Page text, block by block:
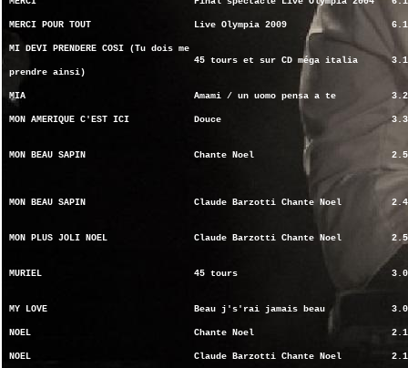
MERCI POUR TOUT Live Olympia 2009
MI DEVI PRENDERE COSI (Tu dois me
prendre ainsi)
45 tours et sur CD méga italia
MIA Amami / un uomo pensa a te
MON AMERIQUE C'EST ICI Douce
MON BEAU SAPIN Chante Noel
MON BEAU SAPIN Claude Barzotti Chante Noel
MON PLUS JOLI NOEL Claude Barzotti Chante Noel
MURIEL 45 tours
MY LOVE Beau j's'rai jamais beau
NOEL Chante Noel
NOEL Claude Barzotti Chante Noel